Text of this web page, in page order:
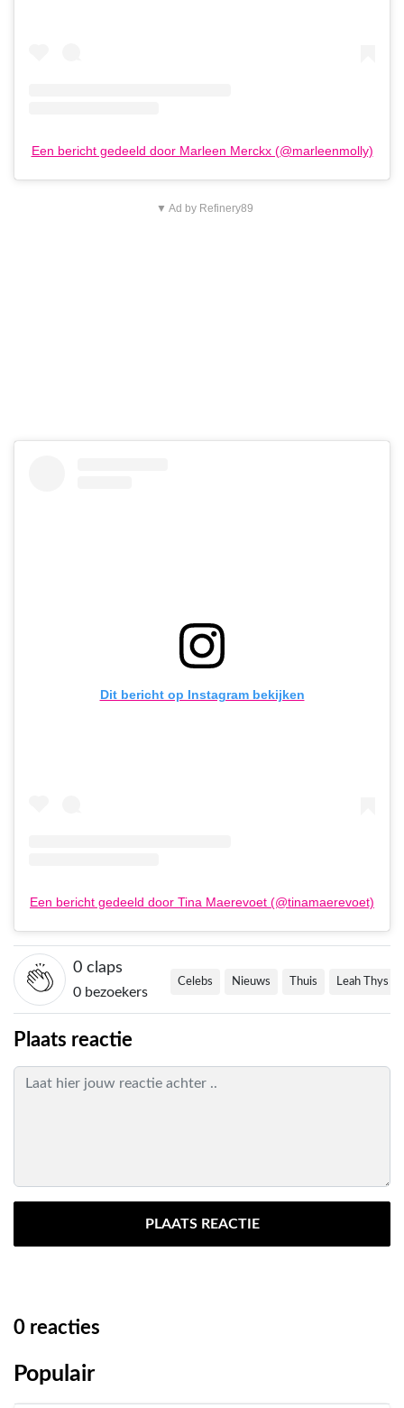
Een bericht gedeeld door Marleen Merckx (@marleenmolly)
▼ Ad by Refinery89
Dit bericht op Instagram bekijken
Een bericht gedeeld door Tina Maerevoet (@tinamaerevoet)
0 claps
0 bezoekers
Celebs Nieuws Thuis Leah Thys
Plaats reactie
PLAATS REACTIE
0 reacties
Populair